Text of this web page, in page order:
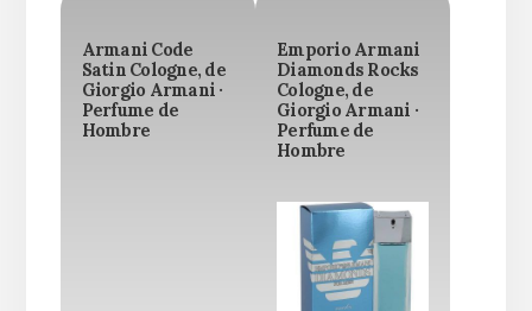
Armani Code
Satin Cologne, de
Giorgio Armani ·
Perfume de
Hombre
Emporio Armani
Diamonds Rocks
Cologne, de
Giorgio Armani ·
Perfume de
Hombre